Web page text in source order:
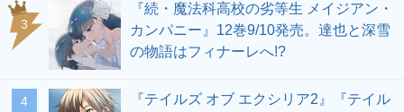
3
『続・魔法科高校の劣等生 メイジアン・
カンパニー』12巻9/10発売。達也と深雪
の物語はフィナーレへ!?
4
『テイルズ オブ エクシリア2』『テイル